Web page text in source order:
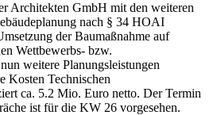
Architekten GmbH mit den weiteren
nach § 34 HOAI
der Baumaßnahme auf
Wettbewerbs- bzw.
weitere Planungsleistungen
Kosten Technischen
ca. 5.2 Mio. Euro netto. Der Termin
ist für die KW 26 vorgesehen.